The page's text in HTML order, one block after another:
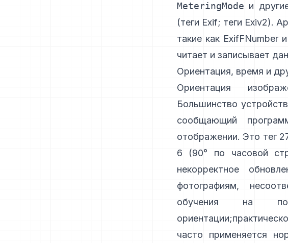
MeteringMode и
(теги Exif; теги Exiv2).
такие как ExifFNumber и
читает и записывает
Ориентация, время и
Ориентация
Большинство
сообщающий
отображении. Это тег
6 (90° по часовой
некорректное
фотографиям,
обучения на
ориентации;
часто применяется